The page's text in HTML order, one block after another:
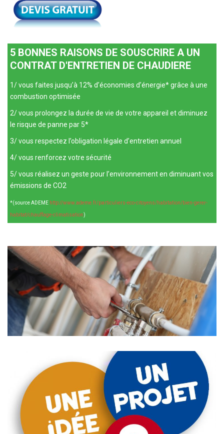
5 BONNES RAISONS DE SOUSCRIRE A UN
CONTRAT D'ENTRETIEN DE CHAUDIERE
1/ vous faites jusqu’à 12% d’économies d’énergie* grâce à une
combustion optimisée
2/ vous prolongez la durée de vie de votre appareil et diminuez
le risque de panne par 5*
3/ vous respectez l’obligation légale d’entretien annuel
4/ vous renforcez votre sécurité
5/ vous réalisez un geste pour l’environnement en diminuant vos
émissions de CO2
*(source ADEME http://www.ademe.fr/particuliers-eco-citoyens/habitation/bien-gerer-
habitat/chauffage-climatisation)